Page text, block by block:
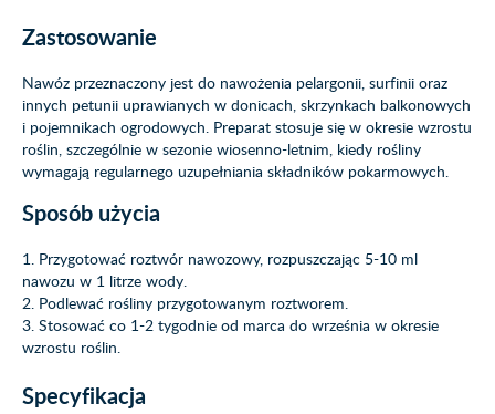
Zastosowanie
Nawóz przeznaczony jest do nawożenia pelargonii, surfinii oraz
innych petunii uprawianych w donicach, skrzynkach balkonowych
i pojemnikach ogrodowych. Preparat stosuje się w okresie wzrostu
roślin, szczególnie w sezonie wiosenno-letnim, kiedy rośliny
wymagają regularnego uzupełniania składników pokarmowych.
Sposób użycia
1. Przygotować roztwór nawozowy, rozpuszczając 5-10 ml
nawozu w 1 litrze wody.
2. Podlewać rośliny przygotowanym roztworem.
3. Stosować co 1-2 tygodnie od marca do września w okresie
wzrostu roślin.
Specyfikacja